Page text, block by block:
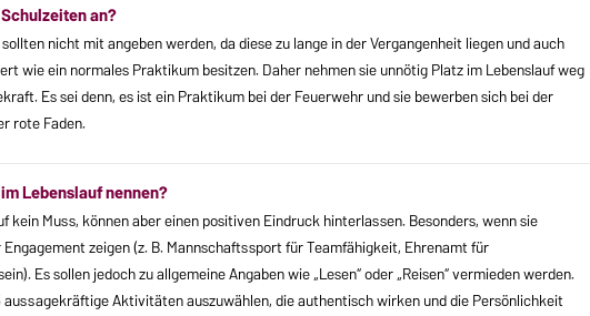
an?
nicht mit angeben werden, da diese zu lange in der Vergangenheit liegen und auch
wie ein normales Praktikum besitzen. Daher nehmen sie unnötig Platz im Lebenslauf weg
Es sei denn, es ist ein Praktikum bei der Feuerwehr und sie bewerben sich bei der
rote Faden.
Lebenslauf nennen?
kein Muss, können aber einen positiven Eindruck hinterlassen. Besonders, wenn sie
zeigen (z. B. Mannschaftssport für Teamfähigkeit, Ehrenamt für
Es sollen jedoch zu allgemeine Angaben wie „Lesen“ oder „Reisen“ vermieden werden.
Aktivitäten auszuwählen, die authentisch wirken und die Persönlichkeit